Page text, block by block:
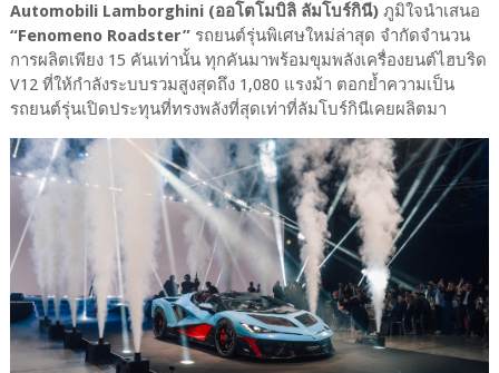
Automobili Lamborghini (ออโตโมบิลิ ลัมโบร์กินี)ภูมิใจนำเสนอ
“Fenomeno Roadster”รถยนต์รุ่นพิเศษใหม่ล่าสุด จำกัดจำนวน
การผลิตเพียง 15 คันเท่านั้น ทุกคันมาพร้อมขุมพลังเครื่องยนต์ไฮบริด
V12 ที่ให้กำลังระบบรวมสูงสุดถึง 1,080 แรงม้า ตอกย้ำความเป็น
รถยนต์รุ่นเปิดประทุนที่ทรงพลังที่สุดเท่าที่ลัมโบร์กินีเคยผลิตมา